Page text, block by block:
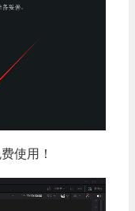
使用！